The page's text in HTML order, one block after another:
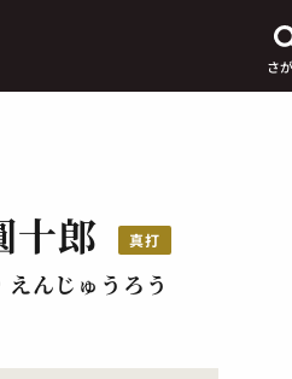
さ
十郎 真打
んじゅうろう